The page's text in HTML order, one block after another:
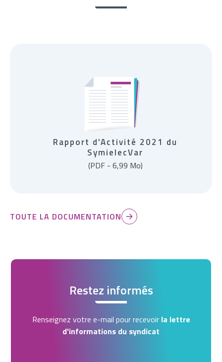
Rapport d'Activité 2021 du
SymielecVar
(PDF - 6,99 Mo)
TOUTE LA DOCUMENTATION
Restez informés
Renseignez votre e-mail pour recevoir la lettre
d'informations du syndicat